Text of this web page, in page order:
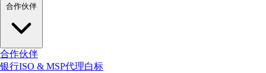
合作伙伴
银行ISO & MSP代理白标